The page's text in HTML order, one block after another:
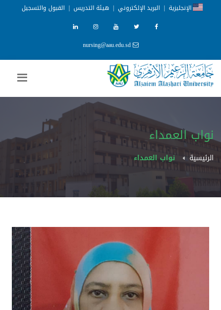
الإنجليزية | البريد الإلكتروني | هيئة التدريس | القبول والتسجيل
nursing@aau.edu.sd
نواب العمداء
الرئيسية نواب العمداء